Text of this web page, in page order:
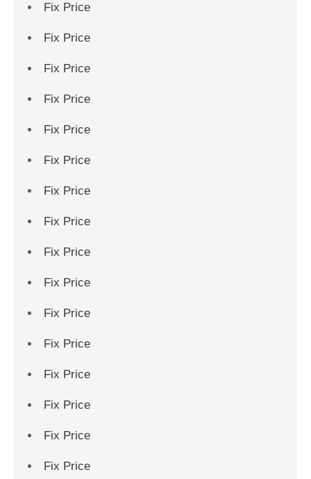
Fix Price
Fix Price
Fix Price
Fix Price
Fix Price
Fix Price
Fix Price
Fix Price
Fix Price
Fix Price
Fix Price
Fix Price
Fix Price
Fix Price
Fix Price
Fix Price